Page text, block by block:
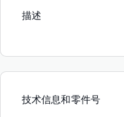
描述
技术信息和零件号